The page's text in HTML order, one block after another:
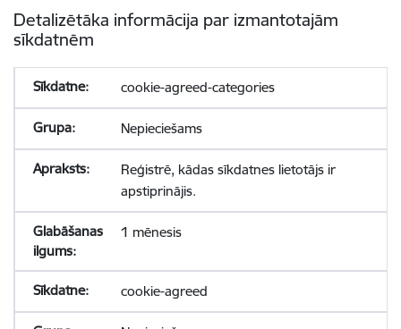
Detalizētāka informācija par izmantotajām
sīkdatnēm
cookie-agreed-categories
Nepieciešams
Reģistrē, kādas sīkdatnes lietotājs ir
apstiprinājis.
1 mēnesis
cookie-agreed